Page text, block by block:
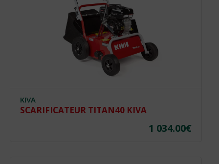
KIVA
SCARIFICATEUR TITAN40 KIVA
1 034.00€